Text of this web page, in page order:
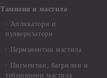
Тампони и мастила
Апликатори и
пулверизатори
Перманентни мастила
Пигментни, багрилни и
тебеширени мастила